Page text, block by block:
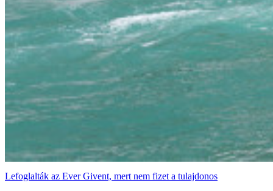
Lefoglalták az Ever Givent, mert nem fizet a tulajdonos